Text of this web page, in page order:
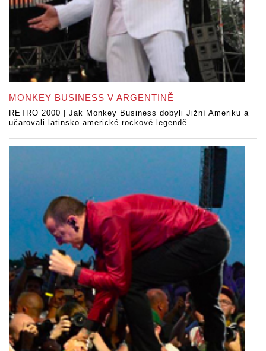
MONKEY BUSINESS V ARGENTINĚ
RETRO 2000 | Jak Monkey Business dobyli Jižní Ameriku a
učarovali latinsko-americké rockové legendě